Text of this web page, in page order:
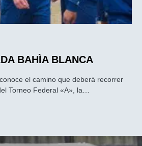
BAHÌA BLANCA
el camino que deberá recorrer
Torneo Federal «A», la…